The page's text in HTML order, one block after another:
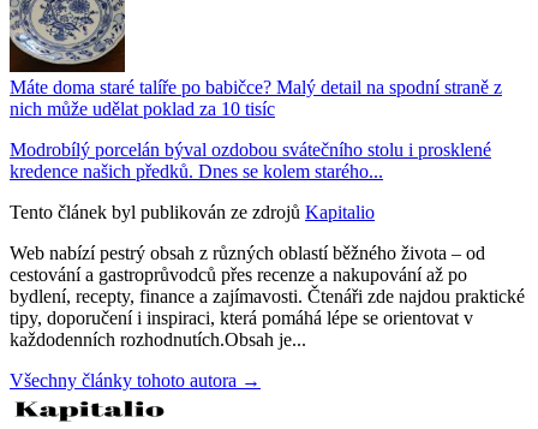
Máte doma staré talíře po babičce? Malý detail na spodní straně z
nich může udělat poklad za 10 tisíc
Modrobílý porcelán býval ozdobou svátečního stolu i prosklené
kredence našich předků. Dnes se kolem starého...
Tento článek byl publikován ze zdrojů Kapitalio
Web nabízí pestrý obsah z různých oblastí běžného života – od
cestování a gastroprůvodců přes recenze a nakupování až po
bydlení, recepty, finance a zajímavosti. Čtenáři zde najdou praktické
tipy, doporučení i inspiraci, která pomáhá lépe se orientovat v
každodenních rozhodnutích.Obsah je...
Všechny články tohoto autora →